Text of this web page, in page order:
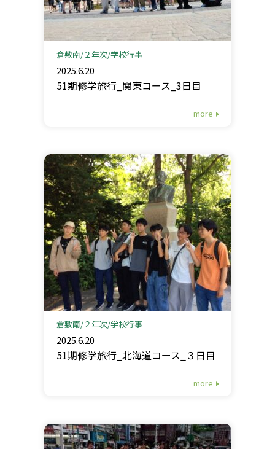
倉敷南 ２年次 学校行事
2025.6.20
51期修学旅行_関東コース_3日目
more
倉敷南 ２年次 学校行事
2025.6.20
51期修学旅行_北海道コース_３日目
more